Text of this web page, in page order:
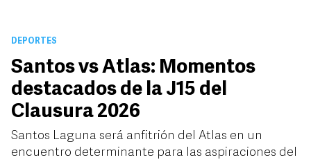
DEPORTES
Santos vs Atlas: Momentos
destacados de la J15 del
Clausura 2026
Santos Laguna será anfitrión del Atlas en un
encuentro determinante para las aspiraciones del